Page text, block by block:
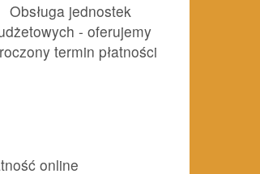
Obsługa jednostek
- oferujemy
termin płatności
online